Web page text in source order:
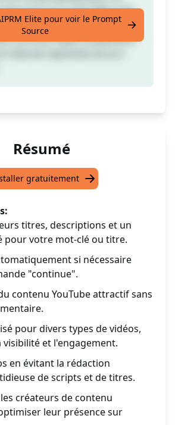
que vous avez déjà créé.
donné il s'arrête avant
terminé, tapez simplement
Elite pour voir le Prompt
Source
Résumé
gratuitement
titres, descriptions et un
pour votre mot-clé ou titre.
si nécessaire
"continue".
contenu YouTube attractif sans
pour divers types de vidéos,
et l'engagement.
en évitant la rédaction
de scripts et de titres.
créateurs de contenu
leur présence sur